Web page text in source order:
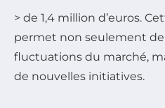
> de 1,4 million d’euros.
permet non seulement de
fluctuations du marché,
de nouvelles initiatives.